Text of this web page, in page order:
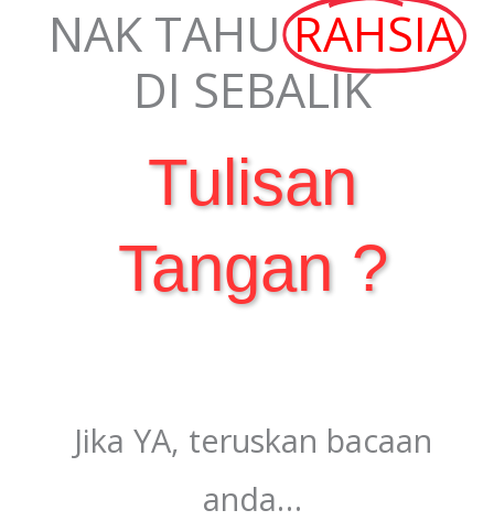
NAK TAHU RAHSIA
DI SEBALIK
Tulisan
Tangan ?
Jika YA, teruskan bacaan
anda…